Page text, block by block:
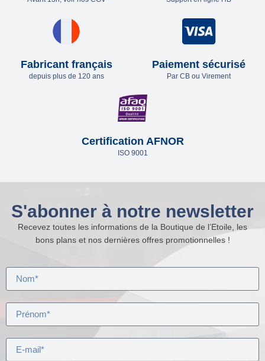
Fabricant français
depuis plus de 120 ans
Paiement sécurisé
Par CB ou Virement
Certification AFNOR
ISO 9001
S'abonner à notre newsletter
Recevez toutes les informations de la Boutique de l’Etoile, les
bons plans et nos dernières offres promotionnelles !